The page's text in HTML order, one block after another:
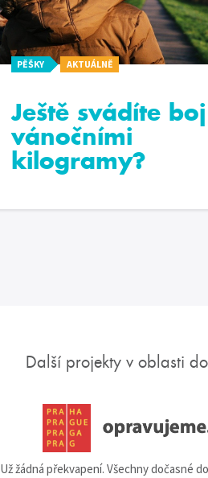
PĚŠKY AKTUÁLNĚ
Ještě svádíte
vánočními
kilogramy?
Další projekty v oblasti
Už žádná překvapení. Všechny dočasné